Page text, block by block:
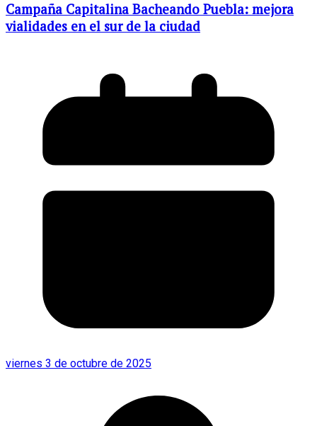
Campaña Capitalina Bacheando Puebla: mejora
vialidades en el sur de la ciudad
viernes 3 de octubre de 2025